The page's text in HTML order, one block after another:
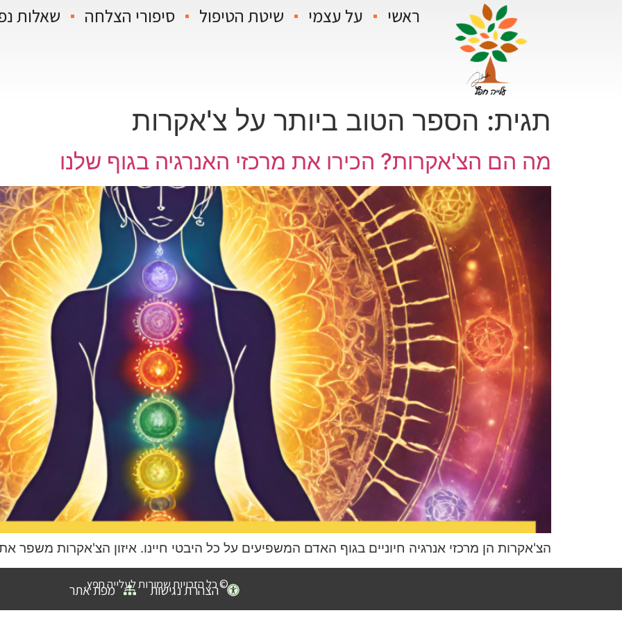
ראשי על עצמי שיטת הטיפול סיפורי הצלחה שאלות
תגית: הספר הטוב ביותר על צ'אקרות
מה הם הצ'אקרות? הכירו את מרכזי האנרגיה בגוף שלנו
הצ'אקרות הן מרכזי אנרגיה חיוניים בגוף האדם המשפיעים על כל היבטי חיינו. איזון הצ'אקרות משפר
© כל הזכויות שמורות לעלייה חפץ.
הצהרת נגישות מפת אתר